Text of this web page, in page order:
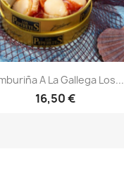
Vista rápida
A La Gallega Los...
16,50 €